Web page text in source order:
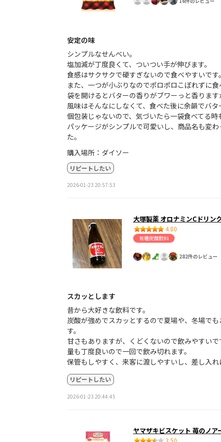
安定の味
シンプルなせんべい。
塩加減が丁度良くて、ついつい手が伸びます。
食感はサクサクで硬すぎないので食べやすいです
また、一つが小ぶりなのでポロポロこぼれずに食
袋を開けるとバターの香りがブワーっと香りま
風味はそんなにしなくて、食べた後に余韻でバ
個包装じゃないので、気づいたら一袋食べてる時
パッケージがシンプルで可愛いし、商品名も変
た。
購入場所：ダイソー
リピートしたい
2026-01-23 20:57:53
大塚製薬 オロナミンCドリン
4.80
有糖炭酸飲料
282件のレビュー
スカッとします
昔から大好きな飲料です。
炭酸が強めでスカッとするので夏場や、冬場で
す。
甘さもありますが、くどくないので飲みやすいで
量も丁度良いので一回で飲み切れます。
保管もしやすく、来客に渡しやすいし、差し入
リピートしたい
2026-01-23 20:44:45
ヤマザキビスケット 苺のノア
3.50